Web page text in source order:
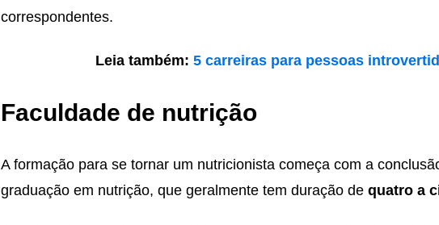
correspondentes.
Leia também: 5 carreiras para pessoas
Faculdade de nutrição
A formação para se tornar um nutricionista começa com a
graduação em nutrição, que geralmente tem duração de quatro a